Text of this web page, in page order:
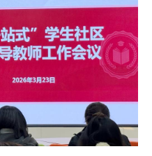
等核心议题展开...